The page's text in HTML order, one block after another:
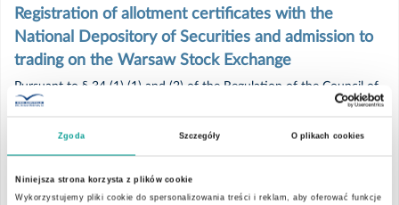
Zgoda Szczegóły O plikach cookies
Niniejsza strona korzysta z plików cookie
Wykorzystujemy pliki cookie do spersonalizowania treści i reklam, aby oferować funkcje
Czerwiec
Maj
Registration of allotment certificates with the
National Depository of Securities and admission to
trading on the Warsaw Stock Exchange
Pursuant to § 34 (1) (1) and (2) of the Regulation of the Council of
Ministers of 19 February 2009 on current and periodical
information provided by issuers of securities and conditions of
country equal, the Management Board of EMC Instytut Medyczny
S.A. informs that on 7 March 2012 allotment certificates of the